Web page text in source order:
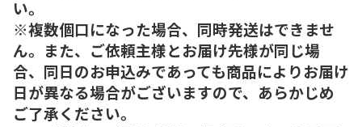
い。
※複数個口になった場合、同時発送はできませ
ん。また、ご依頼主様とお届け先様が同じ場
合、同日のお申込みであっても商品によりお届け
日が異なる場合がございますので、あらかじめ
ご了承ください。